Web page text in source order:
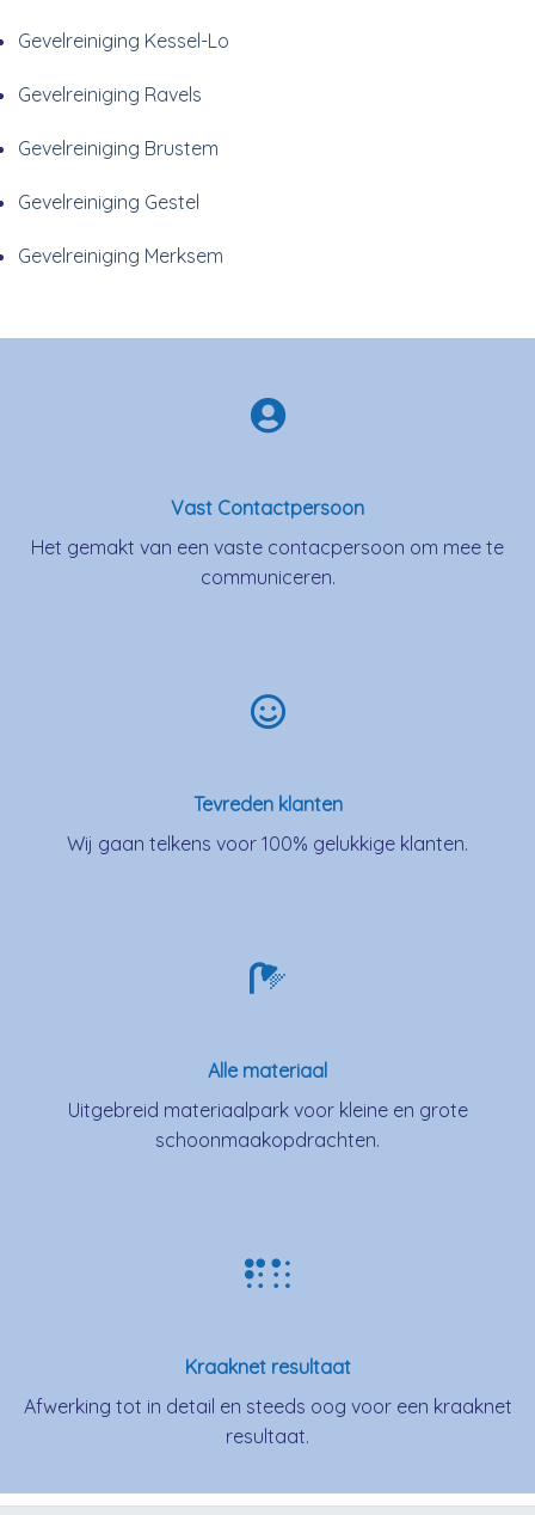
Gevelreiniging Kessel-Lo
Gevelreiniging Ravels
Gevelreiniging Brustem
Gevelreiniging Gestel
Gevelreiniging Merksem
Vast Contactpersoon
Het gemakt van een vaste contacpersoon om mee te
communiceren.
Tevreden klanten
Wij gaan telkens voor 100% gelukkige klanten.
Alle materiaal
Uitgebreid materiaalpark voor kleine en grote
schoonmaakopdrachten.
Kraaknet resultaat
Afwerking tot in detail en steeds oog voor een kraaknet
resultaat.